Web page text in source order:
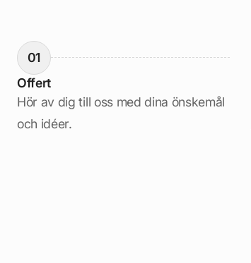
01
Offert
Hör av dig till oss med dina önskemål
och idéer.